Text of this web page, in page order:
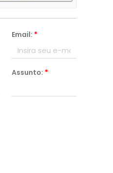
Email: *
Assunto: *